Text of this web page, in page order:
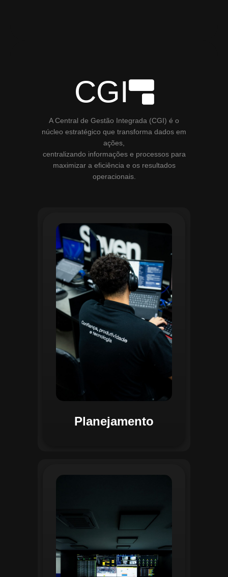
CGI
A Central de Gestão Integrada (CGI) é o
núcleo estratégico que transforma dados em
ações,
centralizando informações e processos para
maximizar a eficiência e os resultados
operacionais.
Planejamento
O planejamento dentro do CGI é
realizado por uma equipe
especializada que utiliza
ferramentas avançadas para
estruturar ordens de serviço, fluxos
de trabalho e parametrizações
operacionais. Essa etapa envolve a
análise detalhada de criticidade por
atividade, permitindo alocar
recursos de forma eficiente e
garantir que todas as ações estejam
alinhadas aos objetivos
estratégicos.
planejadas. Utilizando um videowall
central e sistemas de convergência
informações operacionais,
identificando gargalos, não
conformidades e oportunidades de
melhoria.